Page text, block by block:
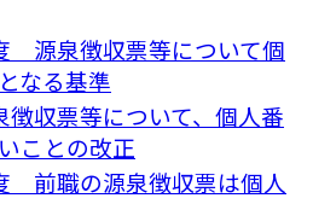
源泉徴収票等について個
なる基準
収票等について、個人番
ことの改正
前職の源泉徴収票は個人